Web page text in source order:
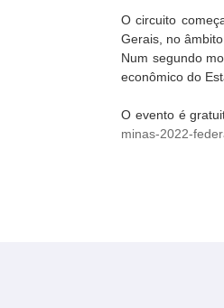
O circuito
Gerais, no
Num segundo
econômico do
O evento é
minas-2022-